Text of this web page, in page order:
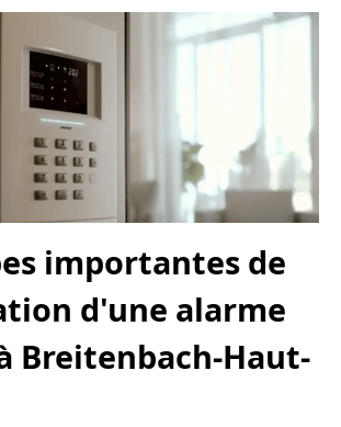
importantes de
d'une alarme
Breitenbach-Haut-